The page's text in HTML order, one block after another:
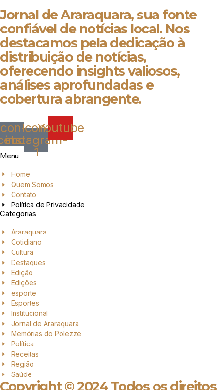
Jornal de Araraquara, sua fonte
confiável de notícias local. Nos
destacamos pela dedicação à
distribuição de notícias,
oferecendo insights valiosos,
análises aprofundadas e
cobertura abrangente.
Icon-
instagram-
1
Youtube
Menu
Home
Quem Somos
Contato
Política de Privacidade
Categorias
Araraquara
Cotidiano
Cultura
Destaques
Edição
Edições
esporte
Esportes
Institucional
Jornal de Araraquara
Memórias do Polezze
Política
Receitas
Região
Saúde
Copyright © 2024 Todos os direitos